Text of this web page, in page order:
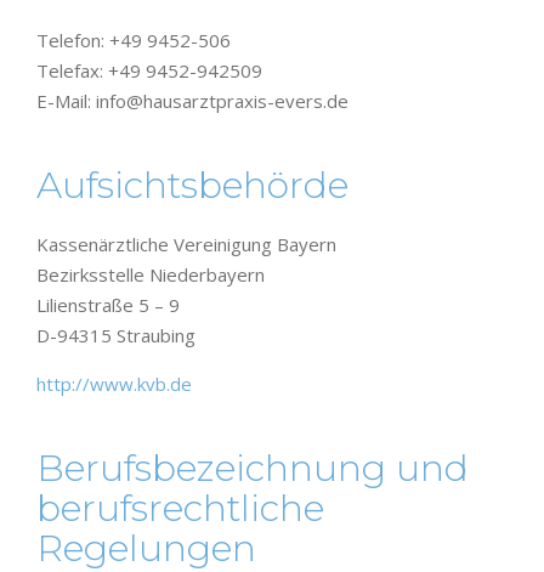
Telefon: +49 9452-506
Telefax: +49 9452-942509
E-Mail: info@hausarztpraxis-evers.de
Aufsichtsbehörde
Kassenärztliche Vereinigung Bayern
Bezirksstelle Niederbayern
Lilienstraße 5 – 9
D-94315 Straubing
http://www.kvb.de
Berufsbezeichnung und
berufsrechtliche
Regelungen